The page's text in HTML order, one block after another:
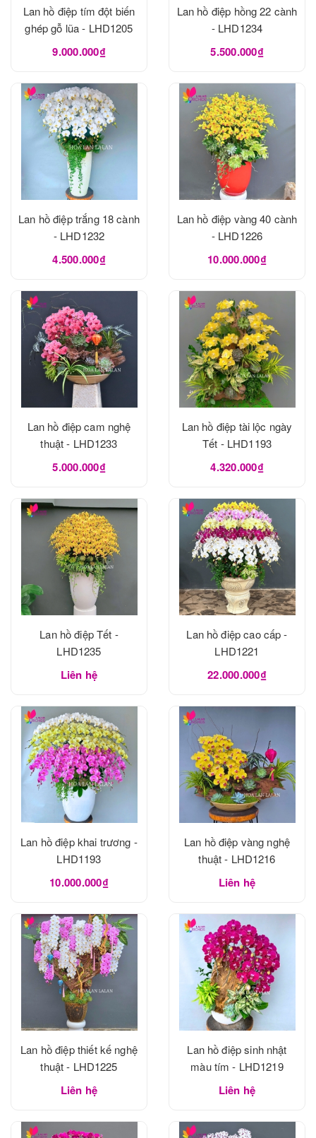
Lan hồ điệp tím đột biến
ghép gỗ lũa - LHD1205
9.000.000₫
Lan hồ điệp hồng 22 cành
- LHD1234
5.500.000₫
Lan hồ điệp trắng 18 cành
- LHD1232
4.500.000₫
Lan hồ điệp vàng 40 cành
- LHD1226
10.000.000₫
Lan hồ điệp cam nghệ
thuật - LHD1233
5.000.000₫
Lan hồ điệp tài lộc ngày
Tết - LHD1193
4.320.000₫
Lan hồ điệp Tết -
LHD1235
Liên hệ
Lan hồ điệp cao cấp -
LHD1221
22.000.000₫
Lan hồ điệp khai trương -
LHD1193
10.000.000₫
Lan hồ điệp vàng nghệ
thuật - LHD1216
Liên hệ
Lan hồ điệp thiết kế nghệ
thuật - LHD1225
Liên hệ
Lan hồ điệp sinh nhật
màu tím - LHD1219
Liên hệ